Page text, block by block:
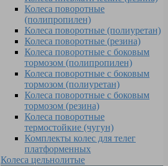
Колеса поворотные
(полипропилен)
Колеса поворотные (полиуретан)
Колеса поворотные (резина)
Колеса поворотные c боковым
тормозом (полипропилен)
Колеса поворотные c боковым
тормозом (полиуретан)
Колеса поворотные c боковым
тормозом (резина)
Колеса поворотные
термостойкие (чугун)
Комплекты колес для телег
платформенных
Колеса цельнолитые